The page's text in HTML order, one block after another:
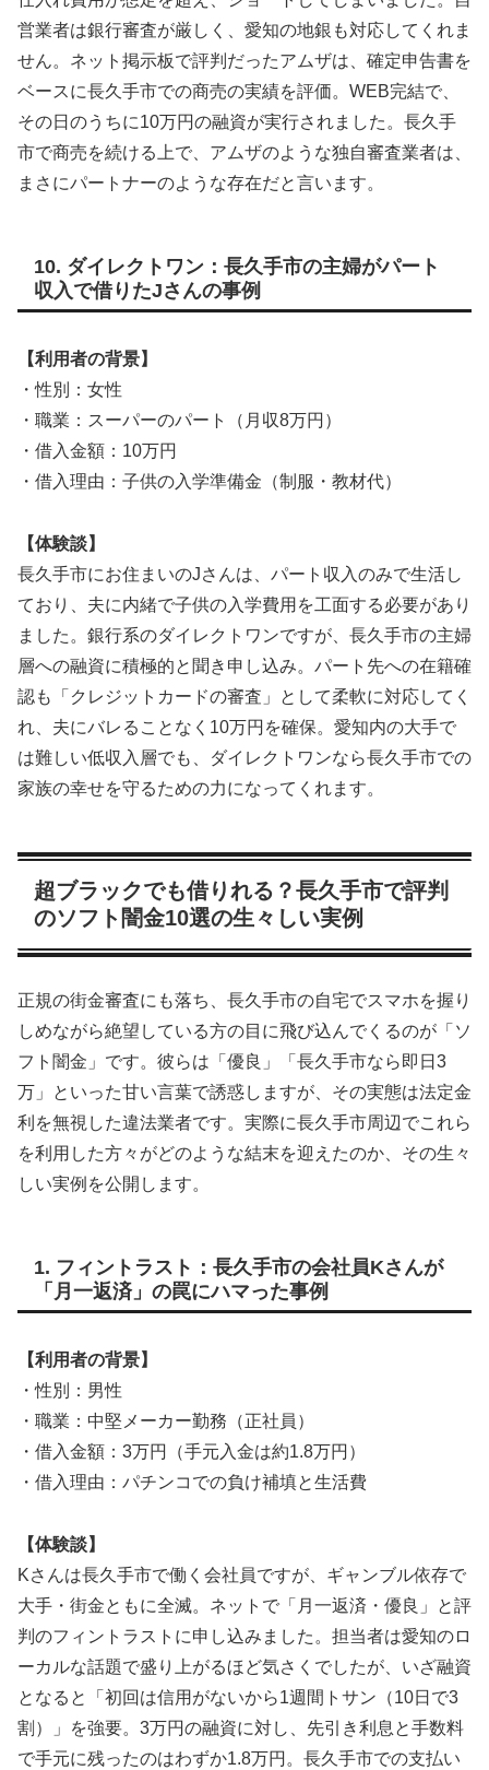
営業者は銀行審査が厳しく、愛知の地銀も対応してくれま
せん。ネット掲示板で評判だったアムザは、確定申告書を
ベースに長久手市での商売の実績を評価。WEB完結で、
その日のうちに10万円の融資が実行されました。長久手
市で商売を続ける上で、アムザのような独自審査業者は、
まさにパートナーのような存在だと言います。
10. ダイレクトワン：長久手市の主婦がパート
収入で借りたJさんの事例
【利用者の背景】
・性別：女性
・職業：スーパーのパート（月収8万円）
・借入金額：10万円
・借入理由：子供の入学準備金（制服・教材代）
【体験談】
長久手市にお住まいのJさんは、パート収入のみで生活し
ており、夫に内緒で子供の入学費用を工面する必要があり
ました。銀行系のダイレクトワンですが、長久手市の主婦
層への融資に積極的と聞き申し込み。パート先への在籍確
認も「クレジットカードの審査」として柔軟に対応してく
れ、夫にバレることなく10万円を確保。愛知内の大手で
は難しい低収入層でも、ダイレクトワンなら長久手市での
家族の幸せを守るための力になってくれます。
超ブラックでも借りれる？長久手市で評判
のソフト闇金10選の生々しい実例
正規の街金審査にも落ち、長久手市の自宅でスマホを握り
しめながら絶望している方の目に飛び込んでくるのが「ソ
フト闇金」です。彼らは「優良」「長久手市なら即日3
万」といった甘い言葉で誘惑しますが、その実態は法定金
利を無視した違法業者です。実際に長久手市周辺でこれら
を利用した方々がどのような結末を迎えたのか、その生々
しい実例を公開します。
1. フィントラスト：長久手市の会社員Kさんが
「月一返済」の罠にハマった事例
【利用者の背景】
・性別：男性
・職業：中堅メーカー勤務（正社員）
・借入金額：3万円（手元入金は約1.8万円）
・借入理由：パチンコでの負け補填と生活費
【体験談】
Kさんは長久手市で働く会社員ですが、ギャンブル依存で
大手・街金ともに全滅。ネットで「月一返済・優良」と評
判のフィントラストに申し込みました。担当者は愛知のロ
ーカルな話題で盛り上がるほど気さくでしたが、いざ融資
となると「初回は信用がないから1週間トサン（10日で3
割）」を強要。3万円の融資に対し、先引き利息と手数料
で手元に残ったのはわずか1.8万円。長久手市での支払い